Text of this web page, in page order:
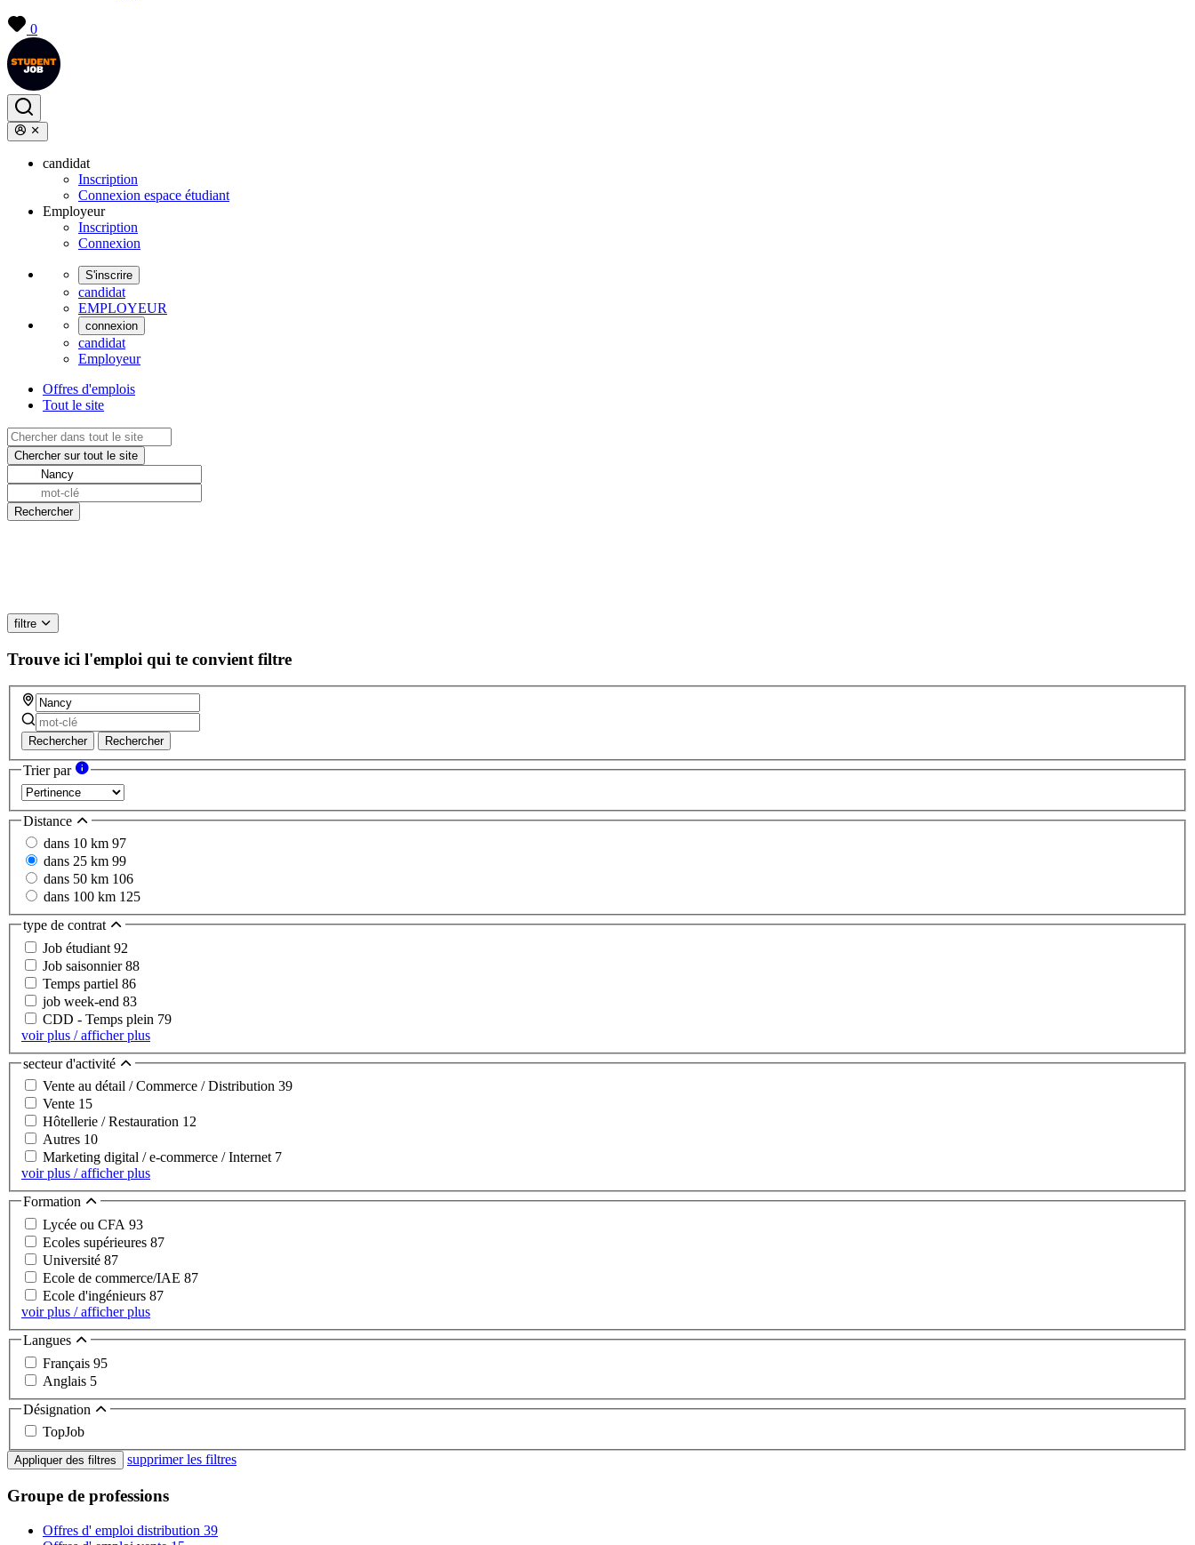
0
candidat
Inscription
Connexion espace étudiant
Employeur
Inscription
Connexion
S'inscrire
candidat
EMPLOYEUR
connexion
candidat
Employeur
Offres d'emplois
Tout le site
filtre
Trouve ici l'emploi qui te convient filtre
Rechercher Rechercher
Trier par
Distance
dans 10 km 97
dans 25 km 99
dans 50 km 106
dans 100 km 125
type de contrat
Job étudiant 92
Job saisonnier88
Temps partiel 86
job week-end 83
CDD - Temps plein 79
voir plus / afficher plus
secteur d'activité
Vente au détail / Commerce / Distribution 39
Vente 15
Hôtellerie / Restauration 12
Autres 10
Marketing digital / e-commerce / Internet 7
voir plus / afficher plus
Formation
Lycée ou CFA 93
Ecoles supérieures 87
Université 87
Ecole de commerce/IAE 87
Ecole d'ingénieurs 87
voir plus / afficher plus
Langues
Français 95
Anglais 5
Désignation
TopJob
Appliquer des filtres supprimer les filtres
Groupe de professions
Offres d' emploi distribution 39